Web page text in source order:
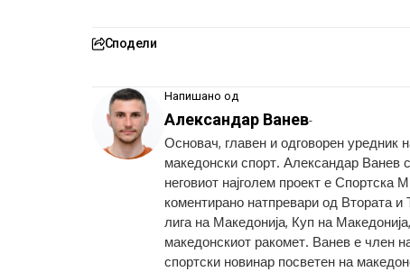
Сподели
Напишано од
Александар Ванев-
Основач, главен и одговорен уредник
македонски спорт. Александар Ванев
неговиот најголем проект е Спортска
коментирано натпревари од Втората
лига на Македонија, Куп на
македонскиот ракомет. Ванев е член
спортски новинар посветен на